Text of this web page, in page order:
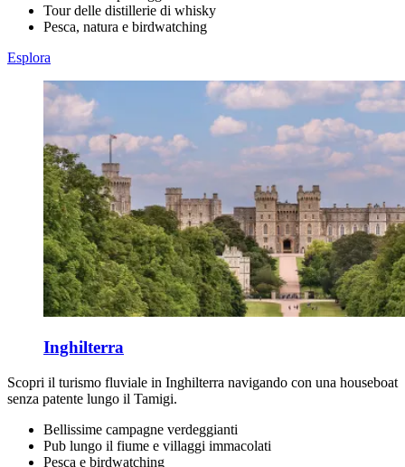
Tour delle distillerie di whisky
Pesca, natura e birdwatching
Esplora
Inghilterra
Scopri il turismo fluviale in Inghilterra navigando con una houseboat
senza patente lungo il Tamigi.
Bellissime campagne verdeggianti
Pub lungo il fiume e villaggi immacolati
Pesca e birdwatching